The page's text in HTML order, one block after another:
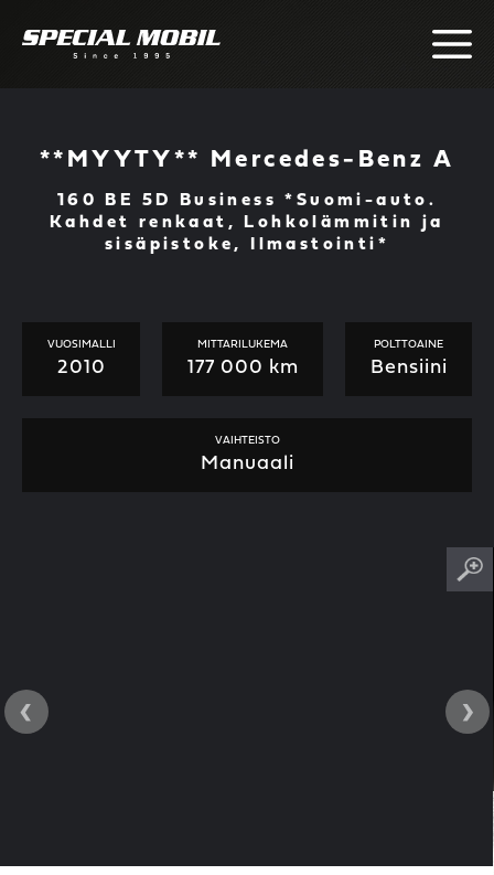
**MYYTY** Mercedes-Benz A
160 BE 5D Business *Suomi-auto.
Kahdet renkaat, Lohkolämmitin ja
sisäpistoke, Ilmastointi*
VUOSIMALLI
2010
MITTARILUKEMA
177 000 km
POLTTOAINE
Bensiini
VAIHTEISTO
Manuaali
‹ ›